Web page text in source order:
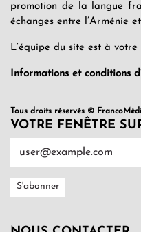
promotion de la langue
échanges entre l’Arménie
L’équipe du site est à
Informations et conditions
Tous droits réservés ©
VOTRE FENÊTRE